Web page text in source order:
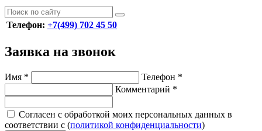
Телефон: +7(499) 702 45 50
Заявка на звонок
Имя * Телефон *
Комментарий *
Согласен с обработкой моих персональных данных в
соответствии с (политикой конфиденциальности)